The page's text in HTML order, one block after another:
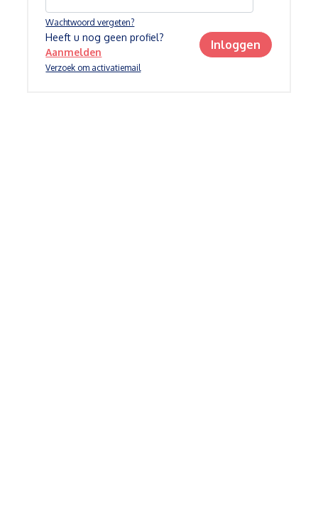
Wachtwoord vergeten?
Verzoek om activatiemail
Heeft u nog geen profiel?
Aanmelden
Inloggen